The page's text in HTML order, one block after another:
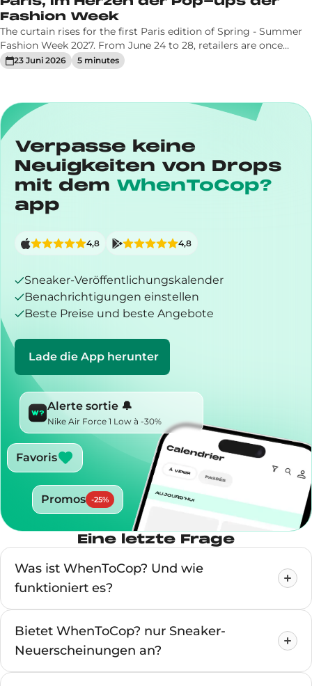
Fashion Week
The curtain rises for the first Paris edition of Spring - Summer
Fashion Week 2027. From June 24 to 28, retailers are once
again promising some amazing collaborations. Let’s take a
closer look at the sneaker events that will energize the catwalk
23 Juni 2026 5 minutes
Verpasse keine
Neuigkeiten von Drops
mit dem WhenToCop?
app
Sneaker-Veröffentlichungskalender
Benachrichtigungen einstellen
Beste Preise und beste Angebote
Lade die App herunter
4,8 4,8
Alerte sortie 🔔
Nike Air Force 1 Low à -30%
Favoris
Promos -25%
Eine letzte Frage
Was ist WhenToCop? Und wie
funktioniert es?
Bietet WhenToCop? nur Sneaker-
Neuerscheinungen an?